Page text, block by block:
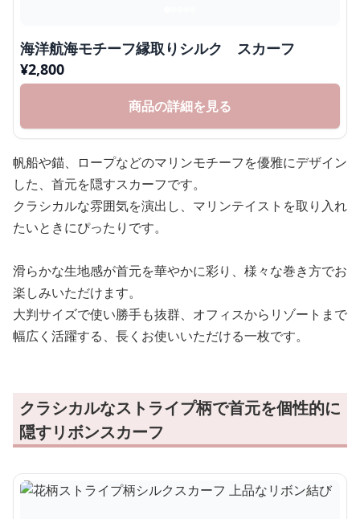
海洋航海モチーフ縁取りシルク スカーフ
¥2,800
商品の詳細を見る
帆船や錨、ロープなどのマリンモチーフを優雅にデザイン
した、首元を隠すスカーフです。
クラシカルな雰囲気を演出し、マリンテイストを取り入れ
たいときにぴったりです。
滑らかな生地感が首元を華やかに彩り、様々な巻き方でお
楽しみいただけます。
大判サイズで使い勝手も抜群、オフィスからリゾートまで
幅広く活躍する、長くお使いいただける一枚です。
クラシカルなストライプ柄で首元を個性的に
隠すリボンスカーフ